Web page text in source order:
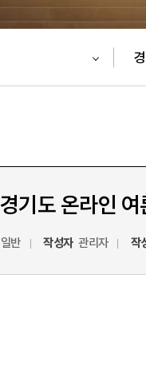
경기도 온라인
일반 작성자 관리자 작